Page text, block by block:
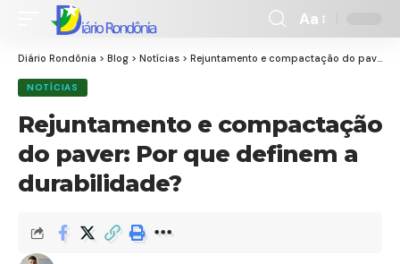
Font
Resizer
Aa
Diário Rondônia > Blog > Notícias > Rejuntamento e compactação do paver: Por que definem a durabilidade?
NOTÍCIAS
Rejuntamento e compactação
do paver: Por que definem a
durabilidade?